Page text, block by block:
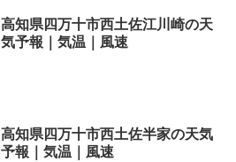
高知県四万十市西土佐江川崎の天
気予報｜気温｜風速
高知県四万十市西土佐半家の天気
予報｜気温｜風速